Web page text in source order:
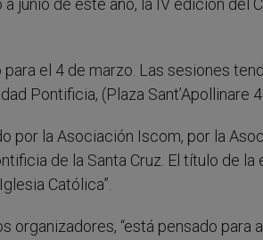
a junio de este año, la IV edición
el 4 de marzo. Las sesiones
Pontificia, (Plaza Sant’Apollinare
por la Asociación Iscom, por la
de la Santa Cruz. El título de
Católica”.
organizadores, “está pensado